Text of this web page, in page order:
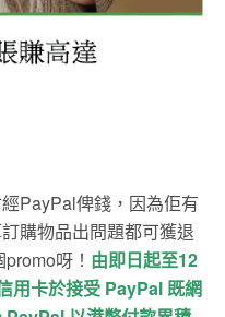
PayPal俾錢，因為佢有
購物品出問題都可獲退
呀！ 由即日起至12
用卡於接受 PayPal 既網